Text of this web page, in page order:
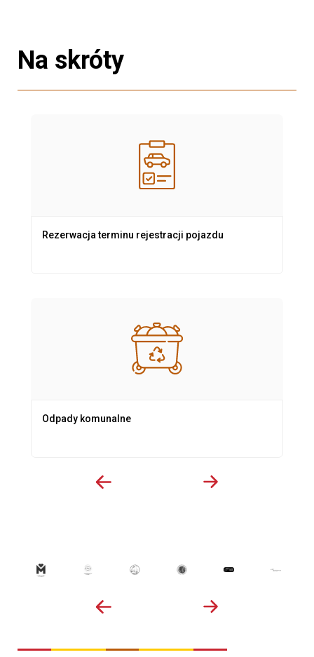
Na skróty
Rezerwacja terminu rejestracji pojazdu
Odpady komunalne